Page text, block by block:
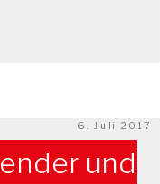
Veröffentlicht
am
6. Juli 2017
und